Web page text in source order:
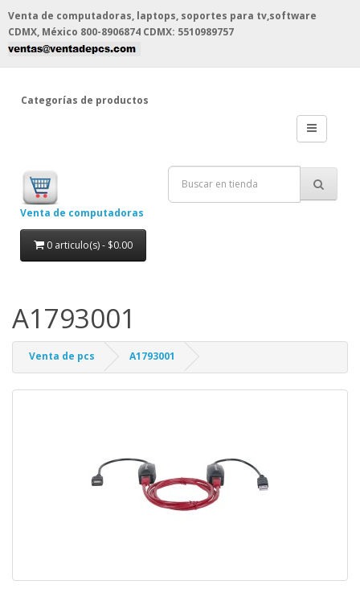
Venta de computadoras, laptops, soportes para tv,software
CDMX, México 800-8906874 CDMX: 5510989757
Categorías de productos
Venta de computadoras
0 articulo(s) - $0.00
A1793001
Venta de pcs A1793001